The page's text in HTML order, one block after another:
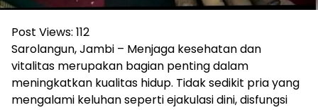
Post Views: 112
Sarolangun, Jambi – Menjaga kesehatan dan
vitalitas merupakan bagian penting dalam
meningkatkan kualitas hidup. Tidak sedikit pria yang
mengalami keluhan seperti ejakulasi dini, disfungsi